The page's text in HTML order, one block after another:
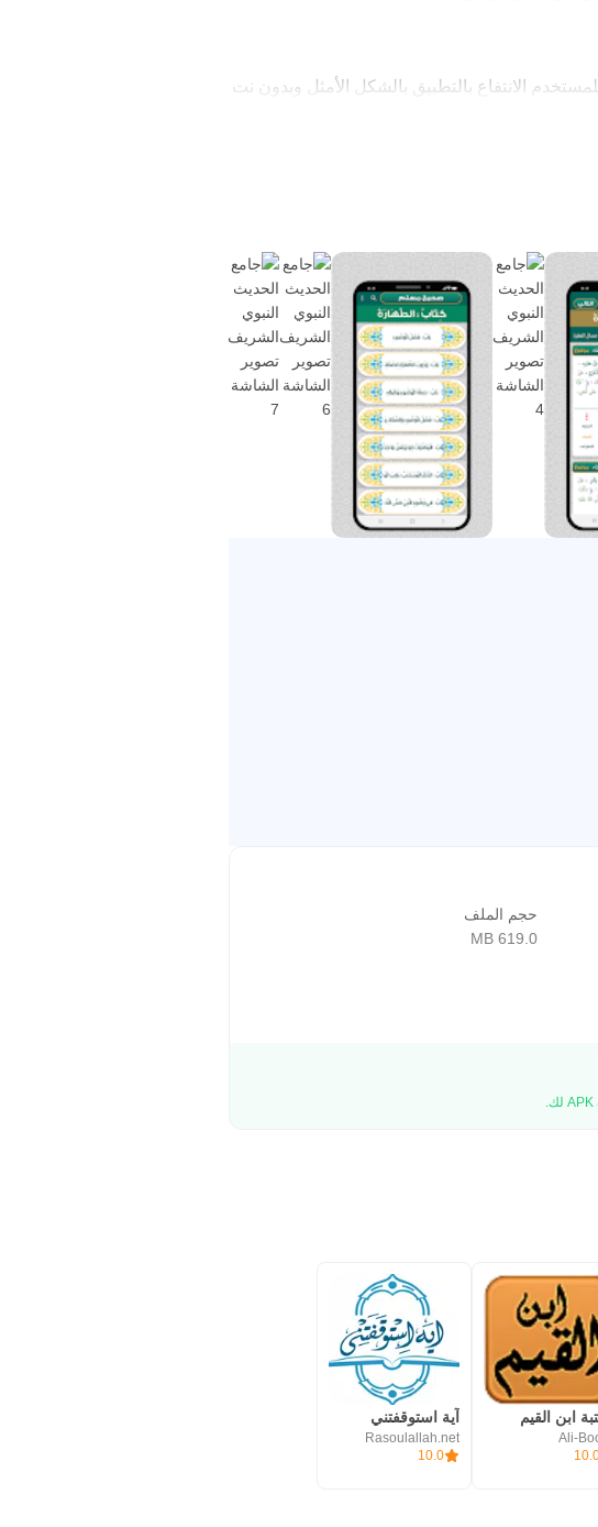
الانتفاع بالتطبيق بالشكل الأمثل وبدون نت
حجم الملف
619.0 MB
ابن القيم
Ali-
آية استوقفتني
Rasoulallah.net
10.0